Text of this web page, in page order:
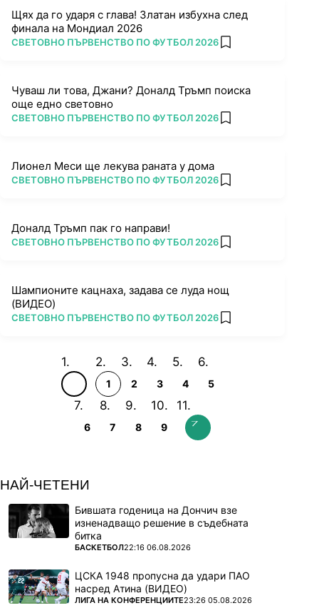
Щях да го ударя с глава! Златан избухна след
финала на Мондиал 2026
ПОВЕЧЕ ОТ
СВЕТОВНО ПЪРВЕНСТВО ПО ФУТБОЛ 2026 add favorites
Чуваш ли това, Джани? Доналд Тръмп поиска
още едно световно
ПОВЕЧЕ ОТ
СВЕТОВНО ПЪРВЕНСТВО ПО ФУТБОЛ 2026 add favorites
Лионел Меси ще лекува раната у дома
ПОВЕЧЕ ОТ
СВЕТОВНО ПЪРВЕНСТВО ПО ФУТБОЛ 2026 add favorites
Доналд Тръмп пак го направи!
ПОВЕЧЕ ОТ
СВЕТОВНО ПЪРВЕНСТВО ПО ФУТБОЛ 2026 add favorites
Шампионите кацнаха, задава се луда нощ
(ВИДЕО)
ПОВЕЧЕ ОТ
СВЕТОВНО ПЪРВЕНСТВО ПО ФУТБОЛ 2026 add favorites
1 2 3 4 5
6 7 8 9
НАЙ-ЧЕТЕНИ
Бившата годеница на Дончич взе
изненадващо решение в съдебната
битка
ПОВЕЧЕ ОТ
БАСКЕТБОЛ22:16 06.08.2026
ЦСКА 1948 пропусна да удари ПАО
насред Атина (ВИДЕО)
ПОВЕЧЕ ОТ
ЛИГА НА КОНФЕРЕНЦИИТЕ23:26 05.08.2026